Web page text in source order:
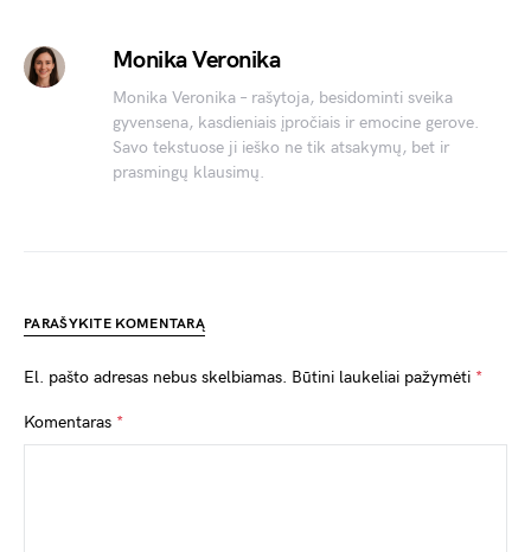
Monika Veronika
Monika Veronika – rašytoja, besidominti sveika
gyvensena, kasdieniais įpročiais ir emocine gerove.
Savo tekstuose ji ieško ne tik atsakymų, bet ir
prasmingų klausimų.
PARAŠYKITE KOMENTARĄ
El. pašto adresas nebus skelbiamas. Būtini laukeliai pažymėti *
Komentaras *